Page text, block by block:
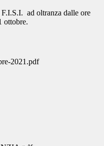
ad oltranza dalle ore
ottobre.
2021.pdf